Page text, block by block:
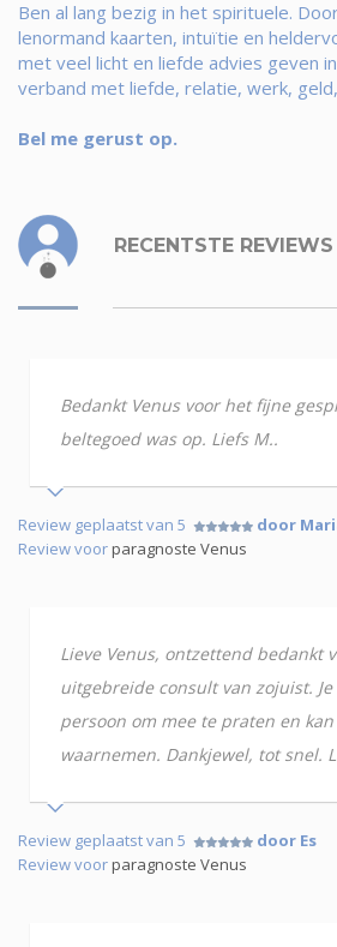
Ben al lang bezig in het spirituele.
lenormand kaarten, intuïtie en
met veel licht en liefde advies geven
verband met liefde, relatie, werk,
Bel me gerust op.
RECENTSTE REVIEWS
Bedankt Venus voor het fijne
beltegoed was op. Liefs M..
Review geplaatst van 5
door
Review voorparagnoste Venus
Lieve Venus, ontzettend bedankt
uitgebreide consult van zojuist.
persoon om mee te praten en
waarnemen. Dankjewel, tot snel.
Review geplaatst van 5
door Es
Review voorparagnoste Venus